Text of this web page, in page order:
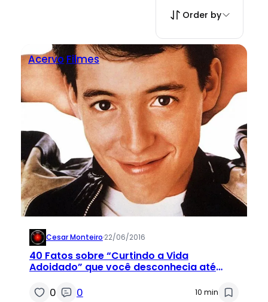
Order by
Acervo Filmes
Cesar Monteiro·22/06/2016
40 Fatos sobre “Curtindo a Vida
Adoidado” que você desconhecia até
0 0 10 min